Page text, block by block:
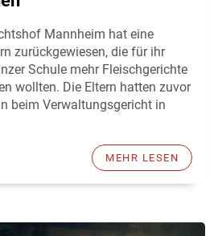
Mannheim hat eine
zurückgewiesen, die für ihr
Schule mehr Fleischgerichte
wollten. Die Eltern hatten zuvor
beim Verwaltungsgericht in
MEHR LESEN